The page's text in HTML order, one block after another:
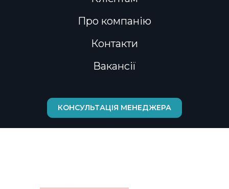
Про компанію
Контакти
Вакансії
КОНСУЛЬТАЦІЯ МЕНЕДЖЕРА